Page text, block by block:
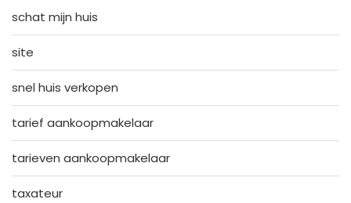
schat mijn huis
site
snel huis verkopen
tarief aankoopmakelaar
tarieven aankoopmakelaar
taxateur